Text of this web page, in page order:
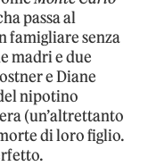
passa al
famigliare senza
madri e due
e Diane
nipotino
(un’altrettanto
di loro figlio.